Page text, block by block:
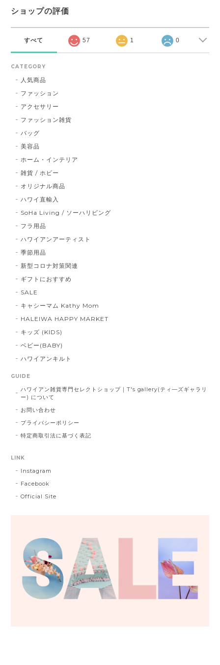
ショップの評価
すべて 57 1 0
CATEGORY
人気商品
ファッション
アクセサリー
ファッション雑貨
バッグ
美容品
ホーム・インテリア
雑貨 / ホビー
オリジナル商品
ハワイ直輸入
SoHa Living / ソーハリビング
フラ用品
ハワイアンアーティスト
季節用品
新型コロナ対策関連
ギフトにおすすめ
SALE
キャシーマム Kathy Mom
HALEIWA HAPPY MARKET
キッズ (KIDS)
ベビー(BABY)
ハワイアンキルト
GUIDE
ハワイアン雑貨専門セレクトショップ｜T's gallery(ティ―ズギャラリ
ー) について
お問い合わせ
プライバシーポリシー
特定商取引法に基づく表記
LINK
Instagram
Facebook
Official Site